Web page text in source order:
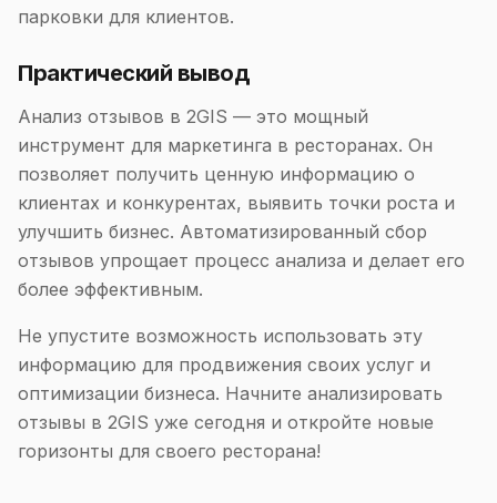
парковки для клиентов.
Практический вывод
Анализ отзывов в 2GIS — это мощный
инструмент для маркетинга в ресторанах. Он
позволяет получить ценную информацию о
клиентах и конкурентах, выявить точки роста и
улучшить бизнес. Автоматизированный сбор
отзывов упрощает процесс анализа и делает его
более эффективным.
Не упустите возможность использовать эту
информацию для продвижения своих услуг и
оптимизации бизнеса. Начните анализировать
отзывы в 2GIS уже сегодня и откройте новые
горизонты для своего ресторана!